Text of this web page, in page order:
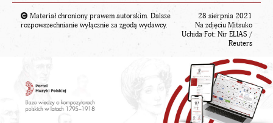
Materiał chroniony prawem autorskim. Dalsze
rozpowszechnianie wyłącznie za zgodą wydawcy.
28 sierpnia 2021
Na zdjęciu Mitsuko
Uchida Fot: Nir ELIAS /
Reuters